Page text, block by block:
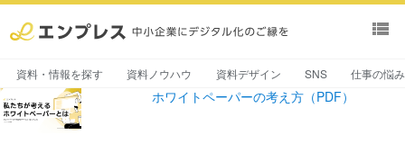
view_list
資料・情報を探す 資料ノウハウ 資料デザイン SNS 仕事の悩
ホワイトペーパーの考え方（PDF）